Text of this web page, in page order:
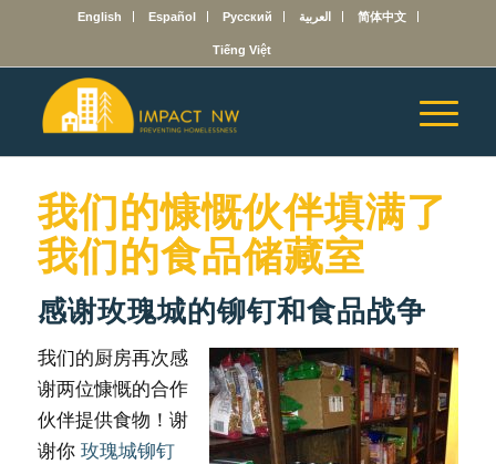
English Español Русский العربية 简体中文
Tiếng Việt
我们的慷慨伙伴填满了​​
我们的食品储藏室
感谢玫瑰城的铆钉和食品战争
我们的厨房再次感
谢两位慷慨的合作
伙伴提供食物！谢
谢你 玫瑰城铆钉